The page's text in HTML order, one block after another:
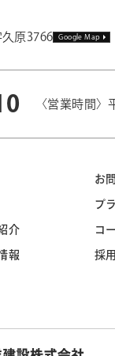
原3766 Google Map
〈営業時間
介
報
お
プ
コ
採